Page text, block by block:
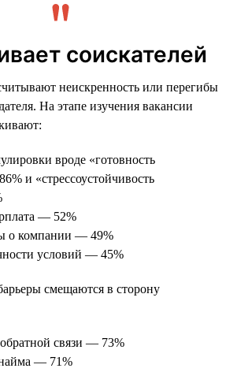
соискателей
неискренность или перегибы
На этапе изучения вакансии
вроде «готовность
и «стрессоустойчивость
— 52%
о компании — 49%
условий — 45%
смещаются в сторону
обратной связи — 73%
— 71%